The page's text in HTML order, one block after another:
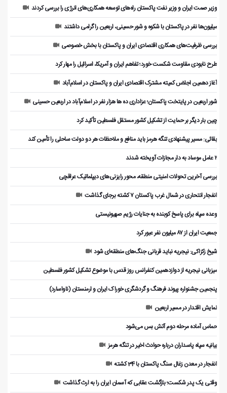
وزیر صمت ایران و وزیر نفت پاکستان راه‌های توسعه همکاری‌های انرژی را بررسی کردند
میلیون‌ها نفر در پاکستان با شکوه و شور حسینی، اربعین را گرامی داشتند
بررسی ظرفیت‌های همکاری اقتصادی ایران و پاکستان با بخش خصوصی
طرح نابودی مقاومت شکست خورد؛ تفاهم ایران و آمریکا، اسرائیل را مهار کرد
آغاز دهمین اجلاس کمیته مشترک اقتصادی ایران و پاکستان در اسلام‌آباد
شور اربعین در پایتخت پاکستان؛ عزاداری ده ها هزار نفر در اسلام‌آباد در اربعین حسینی
چین بار دیگر بر حمایت از تشکیل کشور مستقل فلسطین تأکید کرد
بقائی: مسیر پیشنهادی تنگه هرمز باید منافع و ملاحظات هر دو دولت ساحلی را تأمین کند
۲ عامل موساد به دار مجازات آویخته شدند
بررسی آخرین تحولات امنیتی منطقه، محور رایزنی‌های دیپلماتیک عراقچی
انفجار انتحاری در شمال غرب پاکستان ۷ کشته برجای گذاشت
وعده سپاه برای پاسخ کوبنده به جنایات رژیم صهیونیستی
جمعیت ایران از ۸۷ میلیون نفر عبور کرد
شیخ زکزاکی: نیجریه نباید قربانی جنگ‌های منطقه‌ای شود
میزبانی نیجریه از دوازدهمین کنفرانس روز قدس با موضوع تشکیل کشور فلسطین
پنجمین جشنواره پیوند فرهنگ و گردشگر‌ی خوراک ایران و ارمنستان (ناواسارد)
نمایش اقتدار در مسیر اربعین
حماس آماده مرحله دوم آتش بس می‌شود
بیانیه سپاه پاسداران درباره حوادث اخیر در تنگه هرمز
انفجار در معدن زغال سنگ پاکستان با 34 کشته
وقتی یک پدر شکست؛ بازگشت عقابی که آسمان ایران را به ارث گذاشت